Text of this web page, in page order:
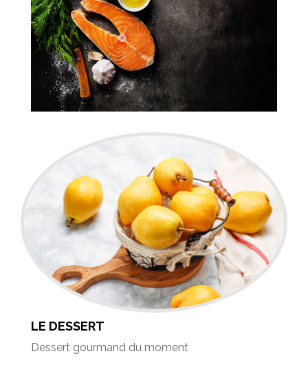
LE DESSERT
Dessert gourmand du moment